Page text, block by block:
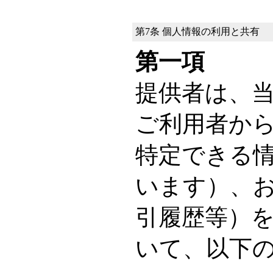
第7条 個人情報の利用と共有
第一項
提供者は、
ご利用者か
特定できる
います）、
引履歴等）
いて、以下